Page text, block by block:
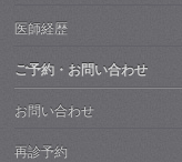
医師経歴
ご予約・お問い合わせ
お問い合わせ
再診予約